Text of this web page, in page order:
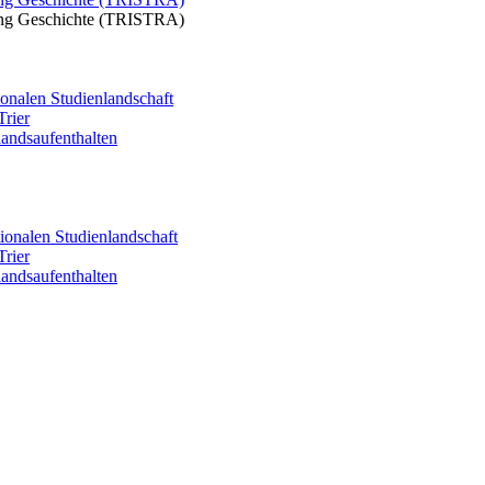
Geschichte (TRISTRA)
Studienlandschaft
Studienlandschaft